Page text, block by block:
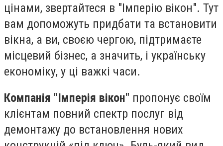
цінами, звертайтеся в "Імперію вікон". Тут
вам допоможуть придбати та встановити
вікна, а ви, своєю чергою, підтримаєте
місцевий бізнес, а значить, і українську
економіку, у ці важкі часи.
Компанія "Імперія вікон" пропонує своїм
клієнтам повний спектр послуг від
демонтажу до встановлення нових